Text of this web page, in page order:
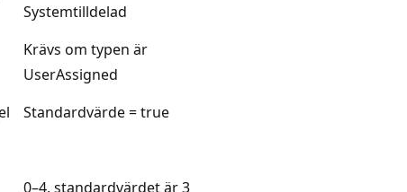
Systemtilldelad
Krävs om typen är
UserAssigned
Standardvärde = true
0–4, standardvärdet är 3